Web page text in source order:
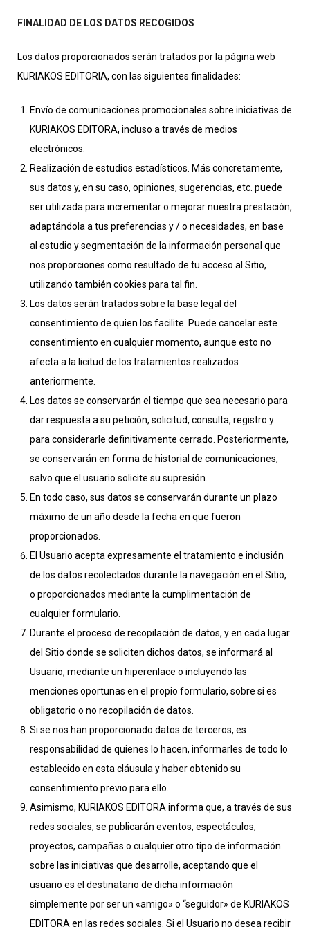
FINALIDAD DE LOS DATOS RECOGIDOS
Los datos proporcionados serán tratados por la página web
KURIAKOS EDITORIA, con las siguientes finalidades:
Envío de comunicaciones promocionales sobre iniciativas de
KURIAKOS EDITORA, incluso a través de medios
electrónicos.
Realización de estudios estadísticos. Más concretamente,
sus datos y, en su caso, opiniones, sugerencias, etc. puede
ser utilizada para incrementar o mejorar nuestra prestación,
adaptándola a tus preferencias y / o necesidades, en base
al estudio y segmentación de la información personal que
nos proporciones como resultado de tu acceso al Sitio,
utilizando también cookies para tal fin.
Los datos serán tratados sobre la base legal del
consentimiento de quien los facilite. Puede cancelar este
consentimiento en cualquier momento, aunque esto no
afecta a la licitud de los tratamientos realizados
anteriormente.
Los datos se conservarán el tiempo que sea necesario para
dar respuesta a su petición, solicitud, consulta, registro y
para considerarle definitivamente cerrado. Posteriormente,
se conservarán en forma de historial de comunicaciones,
salvo que el usuario solicite su supresión.
En todo caso, sus datos se conservarán durante un plazo
máximo de un año desde la fecha en que fueron
proporcionados.
El Usuario acepta expresamente el tratamiento e inclusión
de los datos recolectados durante la navegación en el Sitio,
o proporcionados mediante la cumplimentación de
cualquier formulario.
Durante el proceso de recopilación de datos, y en cada lugar
del Sitio donde se soliciten dichos datos, se informará al
Usuario, mediante un hiperenlace o incluyendo las
menciones oportunas en el propio formulario, sobre si es
obligatorio o no recopilación de datos.
Si se nos han proporcionado datos de terceros, es
responsabilidad de quienes lo hacen, informarles de todo lo
establecido en esta cláusula y haber obtenido su
consentimiento previo para ello.
Asimismo, KURIAKOS EDITORA informa que, a través de sus
redes sociales, se publicarán eventos, espectáculos,
proyectos, campañas o cualquier otro tipo de información
sobre las iniciativas que desarrolle, aceptando que el
usuario es el destinatario de dicha información
simplemente por ser un «amigo» o “seguidor» de KURIAKOS
EDITORA en las redes sociales. Si el Usuario no desea recibir